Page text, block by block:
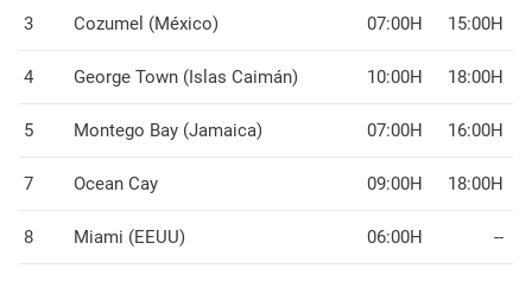
3 Cozumel (México) 07:00H 15:00H
4 George Town (Islas Caimán) 10:00H 18:00H
5 Montego Bay (Jamaica) 07:00H 16:00H
7 Ocean Cay 09:00H 18:00H
8 Miami (EEUU) 06:00H --